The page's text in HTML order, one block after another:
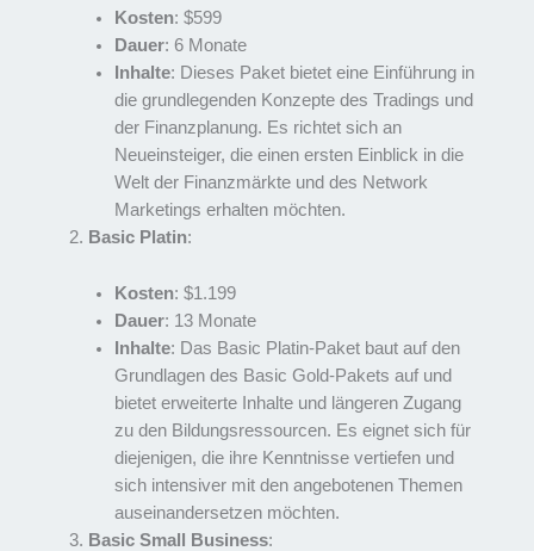
Kosten: $599
Dauer: 6 Monate
Inhalte: Dieses Paket bietet eine Einführung in
die grundlegenden Konzepte des Tradings und
der Finanzplanung. Es richtet sich an
Neueinsteiger, die einen ersten Einblick in die
Welt der Finanzmärkte und des Network
Marketings erhalten möchten.
Basic Platin:
Kosten: $1.199
Dauer: 13 Monate
Inhalte: Das Basic Platin-Paket baut auf den
Grundlagen des Basic Gold-Pakets auf und
bietet erweiterte Inhalte und längeren Zugang
zu den Bildungsressourcen. Es eignet sich für
diejenigen, die ihre Kenntnisse vertiefen und
sich intensiver mit den angebotenen Themen
auseinandersetzen möchten.
Basic Small Business: